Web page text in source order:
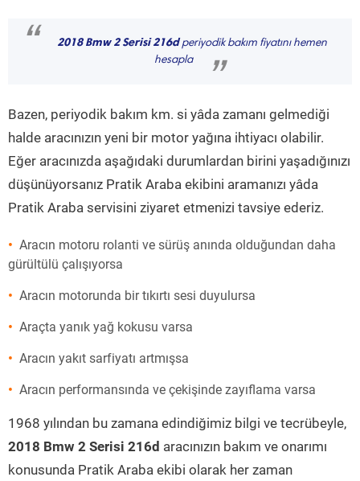
“ 2018 Bmw 2 Serisi 216dperiyodik bakım fiyatını hemen
hesapla
”
Bazen, periyodik bakım km. si yâda zamanı gelmediği
halde aracınızın yeni bir motor yağına ihtiyacı olabilir.
Eğer aracınızda aşağıdaki durumlardan birini yaşadığınızı
düşünüyorsanız Pratik Araba ekibini aramanızı yâda
Pratik Araba servisini ziyaret etmenizi tavsiye ederiz.
Aracın motoru rolanti ve sürüş anında olduğundan daha
gürültülü çalışıyorsa
Aracın motorunda bir tıkırtı sesi duyulursa
Araçta yanık yağ kokusu varsa
Aracın yakıt sarfiyatı artmışsa
Aracın performansında ve çekişinde zayıflama varsa
1968 yılından bu zamana edindiğimiz bilgi ve tecrübeyle,
2018 Bmw 2 Serisi 216d aracınızın bakım ve onarımı
konusunda Pratik Araba ekibi olarak her zaman